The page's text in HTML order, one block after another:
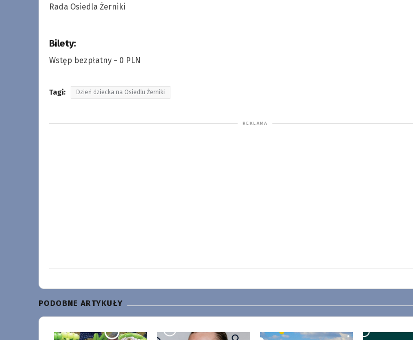
Rada Osiedla Żerniki
Bilety:
Wstęp bezpłatny - 0 PLN
Tagi: Dzień dziecka na Osiedlu Żerniki
PODOBNE ARTYKUŁY